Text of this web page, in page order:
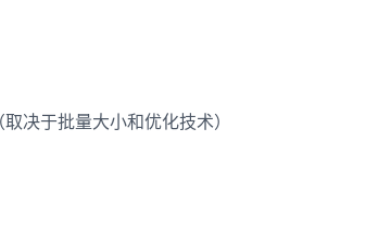
决于批量大小和优化技术）